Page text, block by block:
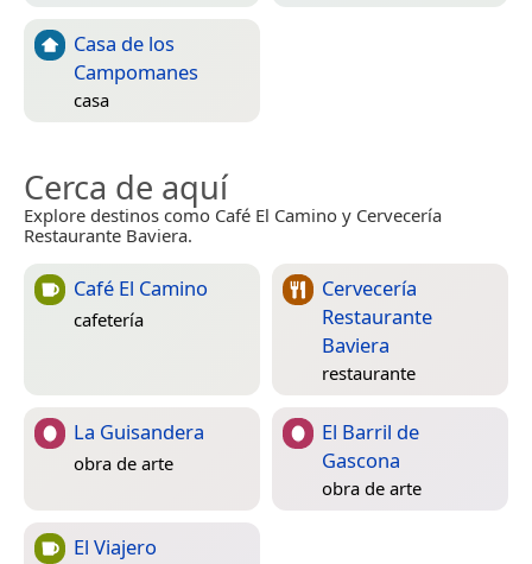
Casa de los
Campomanes
casa
Cerca de aquí
Explore destinos como Café El Camino y Cervecería
Restaurante Baviera.
Café El Camino
cafetería
Cervecería
Restaurante
Baviera
restaurante
La Guisandera
obra de arte
El Barril de
Gascona
obra de arte
El Viajero